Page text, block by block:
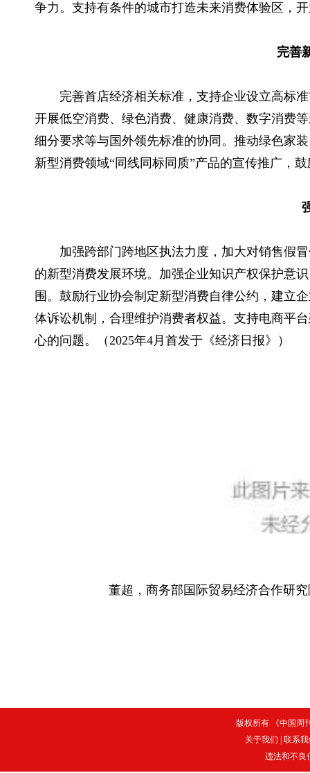
争力。支持有条件的城市打造未来消费体验区，
完善
完善首店经济相关标准，支持企业设立高标
开展低空消费、绿色消费、健康消费、数字消费
细分要求等与国外领先标准的协同。推动绿色家
新型消费领域“同线同标同质”产品的宣传推广，
加强跨部门跨地区执法力度，加大对销售假
的新型消费发展环境。加强企业知识产权保护意
围。鼓励行业协会制定新型消费自律公约，建立
体诉讼机制，合理维护消费者权益。支持电商平
心的问题。（2025年4月首发于《经济日报》）
董超，商务部国际贸易经济合作研
版权所有 《中国周
关于我们
联系
违法和不良